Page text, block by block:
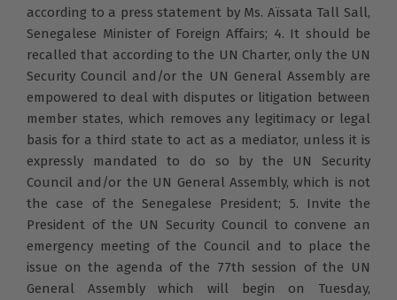
according to a press statement by Ms. Aïssata Tall Sall,
Senegalese Minister of Foreign Affairs; 4. It should be
recalled that according to the UN Charter, only the UN
Security Council and/or the UN General Assembly are
empowered to deal with disputes or litigation between
member states, which removes any legitimacy or legal
basis for a third state to act as a mediator, unless it is
expressly mandated to do so by the UN Security
Council and/or the UN General Assembly, which is not
the case of the Senegalese President; 5. Invite the
President of the UN Security Council to convene an
emergency meeting of the Council and to place the
issue on the agenda of the 77th session of the UN
General Assembly which will begin on Tuesday,